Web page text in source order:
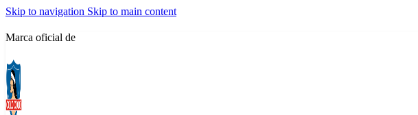
Skip to navigation Skip to main content
Marca oficial de